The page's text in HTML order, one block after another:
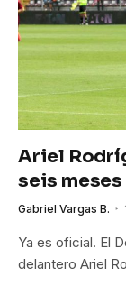
Ariel
seis meses
Gabriel Vargas B.
Ya es oficial. El
delantero Ariel